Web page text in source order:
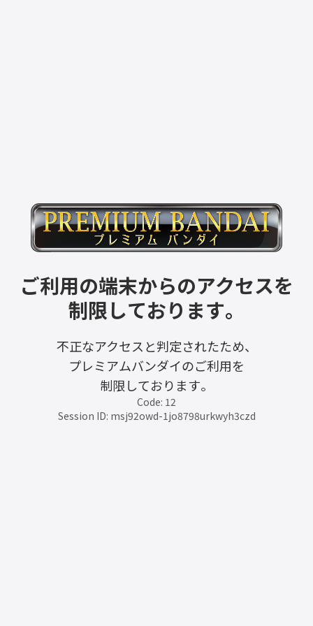
ご利用の端末からのアクセスを
制限しております。
不正なアクセスと判定されたため、
プレミアムバンダイのご利用を
制限しております。
Code: 12
Session ID: msj92owd-1jo8798urkwyh3czd